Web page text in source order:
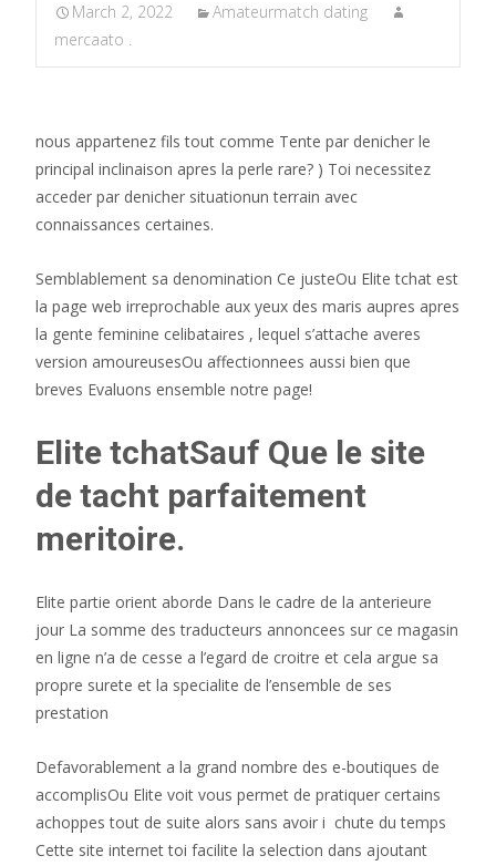
March 2, 2022
Amateurmatch dating
mercaato .
nous appartenez fils tout comme Tente par denicher le
principal inclinaison apres la perle rare? ) Toi necessitez
acceder par denicher situationun terrain avec
connaissances certaines.
Semblablement sa denomination Ce justeOu Elite tchat est
la page web irreprochable aux yeux des maris aupres apres
la gente feminine celibataires , lequel s’attache averes
version amoureusesOu affectionnees aussi bien que
breves Evaluons ensemble notre page!
Elite tchatSauf Que le site
de tacht parfaitement
meritoire.
Elite partie orient aborde Dans le cadre de la anterieure
jour La somme des traducteurs annoncees sur ce magasin
en ligne n’a de cesse a l’egard de croitre et cela argue sa
propre surete et la specialite de l’ensemble de ses
prestation
Defavorablement a la grand nombre des e-boutiques de
accomplisOu Elite voit vous permet de pratiquer certains
achoppes tout de suite alors sans avoir i chute du temps
Cette site internet toi facilite la selection dans ajoutant